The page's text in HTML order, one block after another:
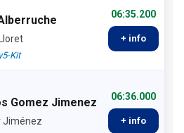
Kit
06:35.200
+ info
Gomez Jimenez
Jiménez
06:36.000
+ info